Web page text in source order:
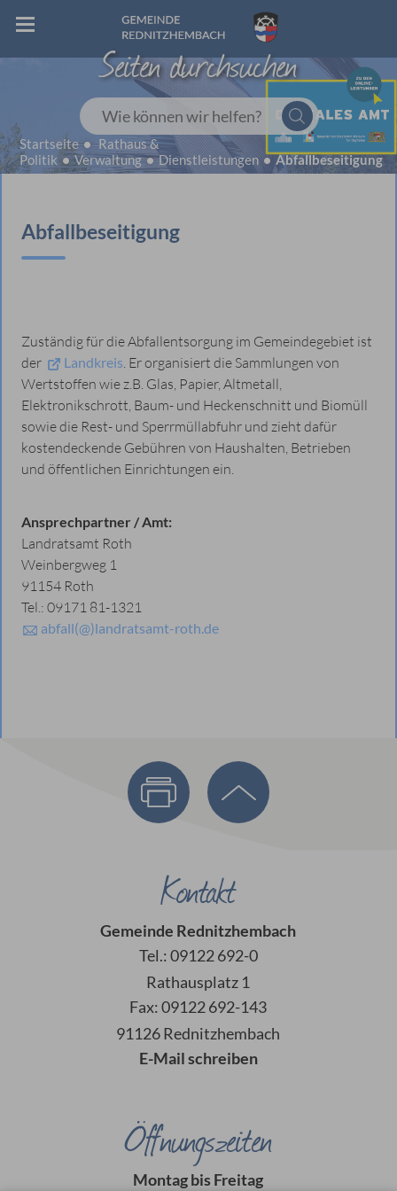
Seiten durchsuchen
Wie können wir helfen?
Startseite
Rathaus &
Politik
Verwaltung Dienstleistungen Abfallbeseitigung
Abfallbeseitigung
Zuständig für die Abfallentsorgung im Gemeindegebiet ist
der
Landkreis. Er organisiert die Sammlungen von
Wertstoffen wie z.B. Glas, Papier, Altmetall,
Elektronikschrott, Baum- und Heckenschnitt und Biomüll
sowie die Rest- und Sperrmüllabfuhr und zieht dafür
kostendeckende Gebühren von Haushalten, Betrieben
und öffentlichen Einrichtungen ein.
Ansprechpartner / Amt:
Landratsamt Roth
Weinbergweg 1
91154 Roth
Tel.: 09171 81-1321
abfall(@)landratsamt-roth.de
Kontakt
Gemeinde Rednitzhembach
Tel.: 09122 692-0
Rathausplatz 1
Fax: 09122 692-143
91126 Rednitzhembach
E-Mail schreiben
Öffnungszeiten
Montag bis Freitag